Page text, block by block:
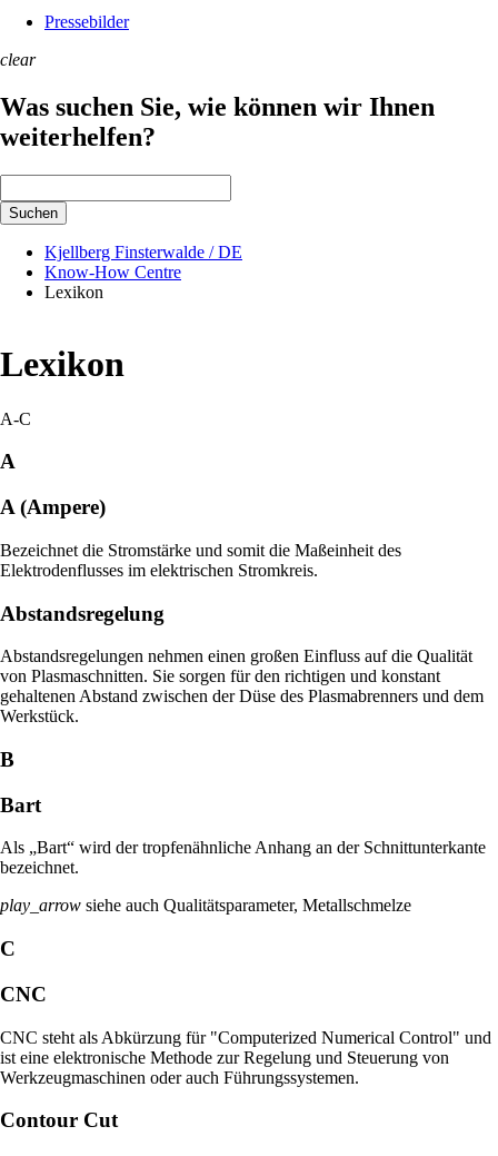
Pressebilder
clear
Was suchen Sie, wie können wir Ihnen
weiterhelfen?
Suchen
Kjellberg Finsterwalde / DE
Know-How Centre
Lexikon
Lexikon
A-C
A
A (Ampere)
Bezeichnet die Stromstärke und somit die Maßeinheit des
Elektrodenflusses im elektrischen Stromkreis.
Abstandsregelung
Abstandsregelungen nehmen einen großen Einfluss auf die Qualität
von Plasmaschnitten. Sie sorgen für den richtigen und konstant
gehaltenen Abstand zwischen der Düse des Plasmabrenners und dem
Werkstück.
B
Bart
Als „Bart“ wird der tropfenähnliche Anhang an der Schnittunterkante
bezeichnet.
play_arrow siehe auch Qualitätsparameter, Metallschmelze
C
CNC
CNC steht als Abkürzung für "Computerized Numerical Control" und
ist eine elektronische Methode zur Regelung und Steuerung von
Werkzeugmaschinen oder auch Führungssystemen.
Contour Cut